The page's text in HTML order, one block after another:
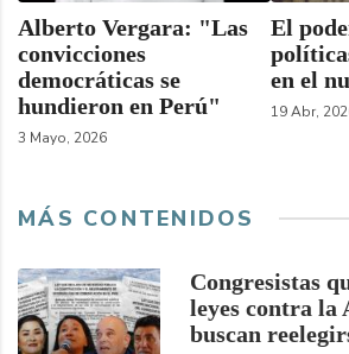
Alberto Vergara: "Las
convicciones
democráticas se
hundieron en Perú"
3 Mayo, 2026
El
en el
19 Abr,
MÁS CONTENIDOS
Congresistas
leyes contra la
buscan